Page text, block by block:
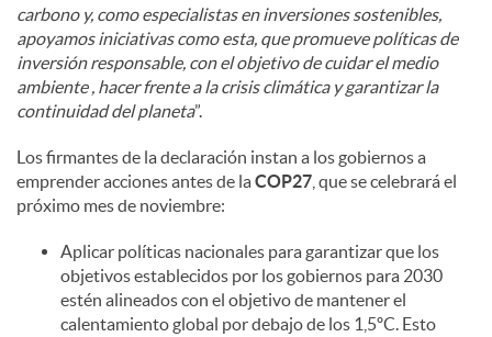
carbono y, como especialistas en inversiones sostenibles,
apoyamos iniciativas como esta, que promueve políticas de
inversión responsable, con el objetivo de cuidar el medio
ambiente , hacer frente a la crisis climática y garantizar la
continuidad del planeta”.
Los firmantes de la declaración instan a los gobiernos a
emprender acciones antes de laCOP27 , que se celebrará el
próximo mes de noviembre:
Aplicar políticas nacionales para garantizar que los
objetivos establecidos por los gobiernos para 2030
estén alineados con el objetivo de mantener el
calentamiento global por debajo de los 1,5ºC. Esto